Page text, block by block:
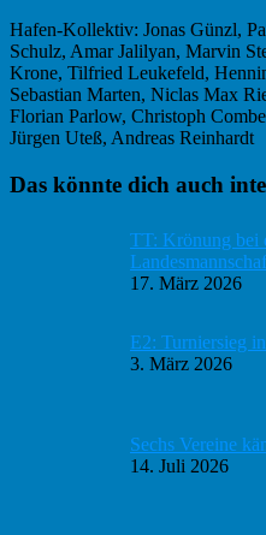
Hafen-Kollektiv: Jonas Günzl,
Schulz, Amar Jalilyan, Marvin
Krone, Tilfried Leukefeld,
Sebastian Marten, Niclas Max
Florian Parlow, Christoph
Jürgen Uteß, Andreas Reinhardt
Haupt-
Das könnte dich auch
TT: Krönung bei
17. März 2026
E2: Turniersieg
3. März 2026
Sechs Vereine
14. Juli 2026